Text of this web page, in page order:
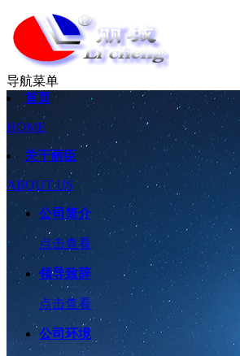
导航菜单
首页
HOME
关于丽臣
ABOUT US
公司简介
点击查看
领导致辞
点击查看
公司环境